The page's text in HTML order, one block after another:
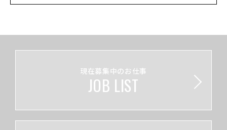
現在募集中のお仕事
JOB LIST